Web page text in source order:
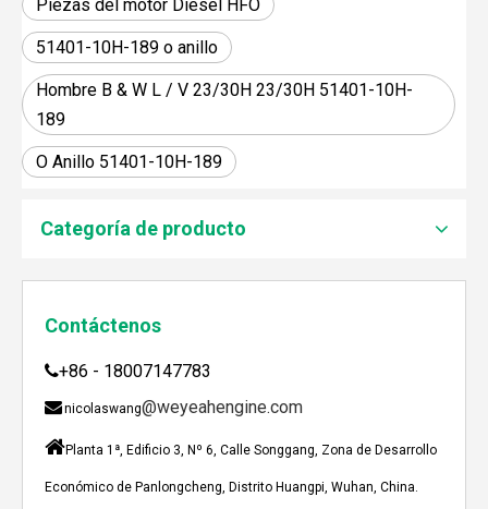
Piezas del motor Diesel HFO
51401-10H-189 o anillo
Hombre B & W L / V 23/30H 23/30H 51401-10H-
189
O Anillo 51401-10H-189
Categoría de producto
Contáctenos
+86 - 18007147783
nicolaswang@weyeahengine.com
Planta 1ª, Edificio 3, Nº 6, Calle Songgang, Zona de Desarrollo
Económico de Panlongcheng, Distrito Huangpi, Wuhan, China.
Recientemente, el generador de Biogás Jenbacher